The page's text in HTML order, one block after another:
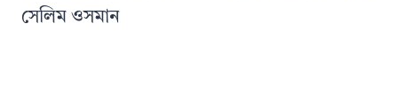
সেলিম ওসমান